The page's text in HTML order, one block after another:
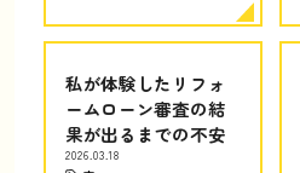
私が体験したリフォ
ームローン審査の結
果が出るまでの不安
2026.03.18